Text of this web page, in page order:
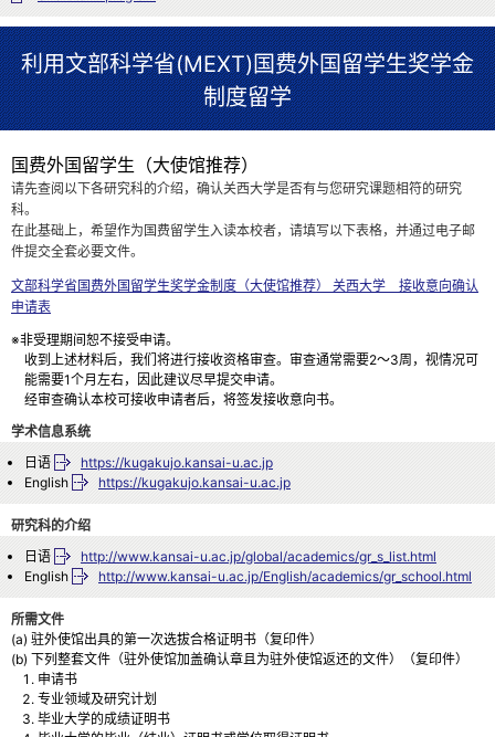
利用文部科学省(MEXT)国费外国留学生奖学金
制度留学
国费外国留学生（大使馆推荐）
请先查阅以下各研究科的介绍，确认关西大学是否有与您研究课题相符的研究
科。
在此基础上，希望作为国费留学生入读本校者，请填写以下表格，并通过电子邮
件提交全套必要文件。
文部科学省国费外国留学生奖学金制度（大使馆推荐） 关西大学 接收意向确认
申请表
※非受理期间恕不接受申请。
收到上述材料后，我们将进行接收资格审查。审查通常需要2～3周，视情况可
能需要1个月左右，因此建议尽早提交申请。
经审查确认本校可接收申请者后，将签发接收意向书。
学术信息系统
日语
https://kugakujo.kansai-u.ac.jp
English
https://kugakujo.kansai-u.ac.jp
研究科的介绍
日语
http://www.kansai-u.ac.jp/global/academics/gr_s_list.html
English
http://www.kansai-u.ac.jp/English/academics/gr_school.html
所需文件
(a) 驻外使馆出具的第一次选拔合格证明书（复印件）
(b) 下列整套文件（驻外使馆加盖确认章且为驻外使馆返还的文件）（复印件）
申请书
专业领域及研究计划
毕业大学的成绩证明书